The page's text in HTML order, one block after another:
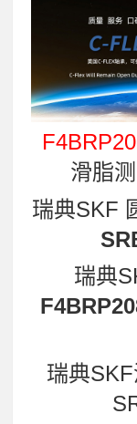
滑脂
瑞典SKF
瑞典
瑞典